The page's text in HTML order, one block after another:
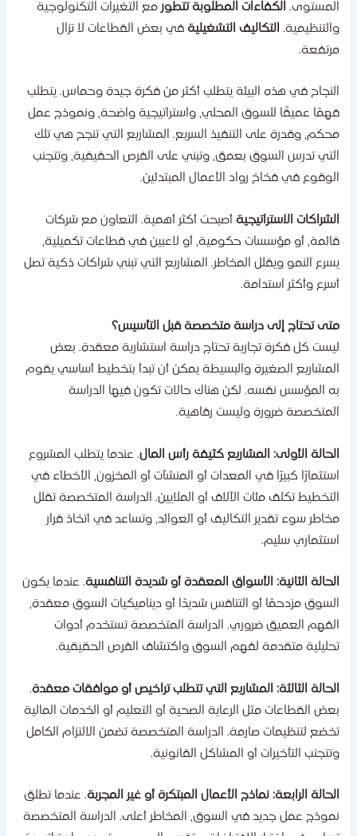
الكفاءات المطلوبة تتطورمع التغيرات التكنولوجية
التكاليف التشغيليةفي بعض القطاعات لا تزال
في هذه البيئة يتطلب أكثر من فكرة جيدة وحماس. يتطلب
عميقًا للسوق المحلي، واستراتيجية واضحة، ونموذج عمل
وقدرة على التنفيذ السريع. المشاريع التي تنجح هي تلك
تدرس السوق بعمق، وتبني على الفرص الحقيقية، وتتجنب
في فخاخ رواد الأعمال المبتدئين.
الاستراتيجيةأصبحت أكثر أهمية. التعاون مع شركات
أو مؤسسات حكومية، أو لاعبين في قطاعات تكميلية،
النمو ويقلل المخاطر. المشاريع التي تبني شراكات ذكية تصل
وأكثر استدامة.
تحتاج إلى دراسة متخصصة قبل التأسيس؟
كل فكرة تجارية تحتاج دراسة استشارية معقدة. بعض
الصغيرة والبسيطة يمكن أن تبدأ بتخطيط أساسي يقوم
المؤسس نفسه. لكن هناك حالات تكون فيها الدراسة
ضرورة وليست رفاهية.
الأولى: المشاريع كثيفة رأس المال. عندما يتطلب المشروع
كبيرًا في المعدات أو المنشآت أو المخزون، الأخطاء في
تكلف مئات الآلاف أو الملايين. الدراسة المتخصصة تقلل
سوء تقدير التكاليف أو العوائد، وتساعد في اتخاذ قرار
سليم.
الثانية: الأسواق المعقدة أو شديدة التنافسية. عندما يكون
مزدحمًا أو التنافس شديدًا أو ديناميكيات السوق معقدة،
العميق ضروري. الدراسة المتخصصة تستخدم أدوات
متقدمة لفهم السوق واكتشاف الفرص الحقيقية.
الثالثة: المشاريع التي تتطلب تراخيص أو موافقات معقدة.
القطاعات مثل الرعاية الصحية أو التعليم أو الخدمات المالية
لتنظيمات صارمة. الدراسة المتخصصة تضمن الالتزام الكامل
التأخيرات أو المشاكل القانونية.
الرابعة: نماذج الأعمال المبتكرة أو غير المجربة. عندما تطلق
عمل جديد في السوق، المخاطر أعلى. الدراسة المتخصصة